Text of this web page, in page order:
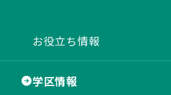
お役立ち情報
学区情報